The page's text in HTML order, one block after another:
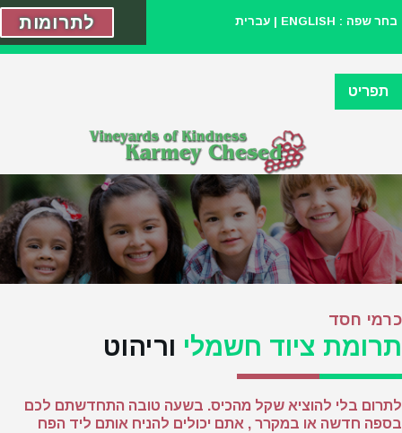
בחר שפה : ENGLISH
| עברית לתרומות
תפריט
כרמי חסד
תרומת ציוד חשמלי וריהוט
לתרום בלי להוציא שקל מהכיס. בשעה טובה התחדשתם לכם
בספה חדשה או במקרר , אתם יכולים להניח אותם ליד הפח